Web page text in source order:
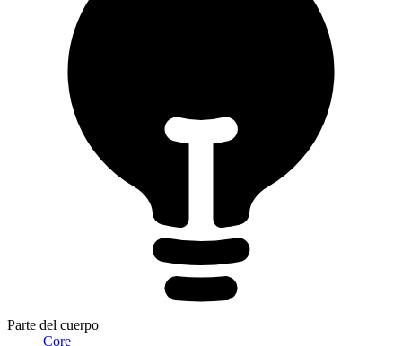
Parte del cuerpo
Core